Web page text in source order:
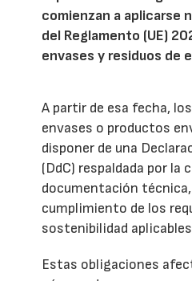
comienzan a aplicarse
del Reglamento (UE)
envases y residuos de
A partir de esa fecha,
envases o productos
disponer de una
(DdC) respaldada por la
documentación
cumplimiento de los
sostenibilidad
Estas obligaciones